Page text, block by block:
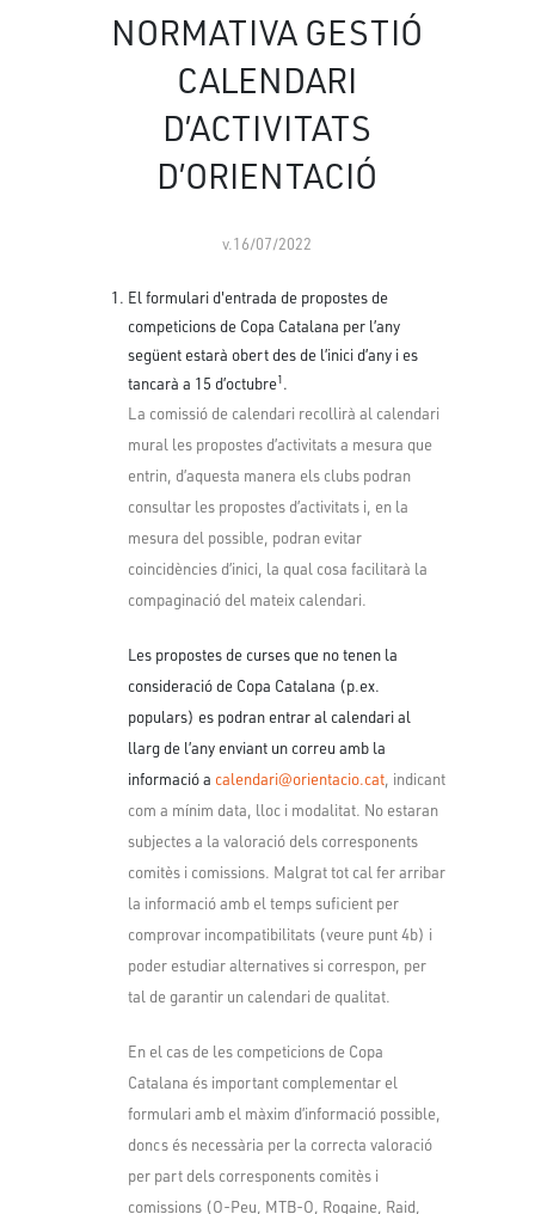
NORMATIVA GESTIÓ
CALENDARI
D’ACTIVITATS
D’ORIENTACIÓ
v.16/07/2022
El formulari d'entrada de propostes de
competicions de Copa Catalana per l’any
següent estarà obert des de l’inici d’any i es
tancarà a 15 d’octubre1.
La comissió de calendari recollirà al calendari
mural les propostes d’activitats a mesura que
entrin, d’aquesta manera els clubs podran
consultar les propostes d’activitats i, en la
mesura del possible, podran evitar
coincidències d’inici, la qual cosa facilitarà la
compaginació del mateix calendari.
Les propostes de curses que no tenen la
consideració de Copa Catalana (p.ex.
populars) es podran entrar al calendari al
llarg de l’any enviant un correu amb la
informació a calendari@orientacio.cat, indicant
com a mínim data, lloc i modalitat. No estaran
subjectes a la valoració dels corresponents
comitès i comissions. Malgrat tot cal fer arribar
la informació amb el temps suficient per
comprovar incompatibilitats (veure punt 4b) i
poder estudiar alternatives si correspon, per
tal de garantir un calendari de qualitat.
En el cas de les competicions de Copa
Catalana és important complementar el
formulari amb el màxim d’informació possible,
doncs és necessària per la correcta valoració
per part dels corresponents comitès i
comissions (O-Peu, MTB-O, Rogaine, Raid,